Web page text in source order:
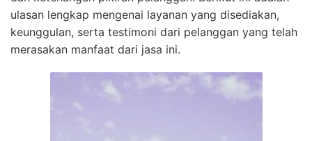
ulasan lengkap mengenai layanan yang disediakan,
keunggulan, serta testimoni dari pelanggan yang telah
merasakan manfaat dari jasa ini.